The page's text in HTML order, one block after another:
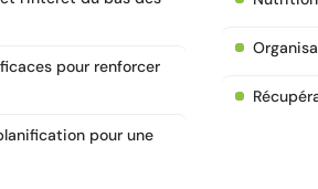
pour renforcer
pour une